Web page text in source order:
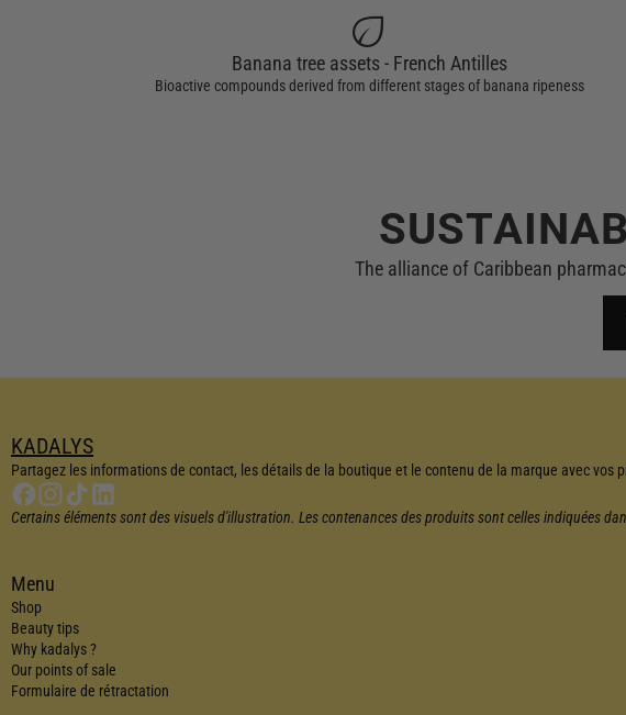
eco
Banana tree assets - French Antilles
Bioactive compounds derived from different stages of banana ripeness
The alliance of Caribbean
KADALYS
Partagez les informations de contact, les détails de la boutique et le contenu de la marque avec vos
Certains éléments sont des visuels d'illustration. Les contenances des produits sont celles indiquées
Menu
Shop
Beauty tips
Why kadalys ?
Our points of sale
Formulaire de rétractation